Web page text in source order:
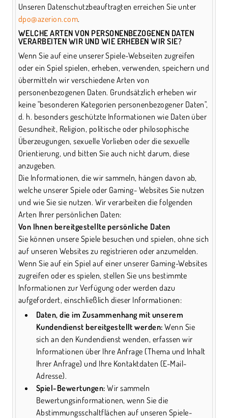
Unseren Datenschutzbeauftragten erreichen Sie unter
dpo@azerion.com.
WELCHE ARTEN VON PERSONENBEZOGENEN DATEN
VERARBEITEN WIR UND WIE ERHEBEN WIR SIE?
Wenn Sie auf eine unserer Spiele-Webseiten zugreifen
oder ein Spiel spielen, erheben, verwenden, speichern und
übermitteln wir verschiedene Arten von
personenbezogenen Daten. Grundsätzlich erheben wir
keine "besonderen Kategorien personenbezogener Daten",
d. h. besonders geschützte Informationen wie Daten über
Gesundheit, Religion, politische oder philosophische
Überzeugungen, sexuelle Vorlieben oder die sexuelle
Orientierung, und bitten Sie auch nicht darum, diese
anzugeben.
Die Informationen, die wir sammeln, hängen davon ab,
welche unserer Spiele oder Gaming- Websites Sie nutzen
und wie Sie sie nutzen. Wir verarbeiten die folgenden
Arten Ihrer persönlichen Daten:
Von Ihnen bereitgestellte persönliche Daten
Sie können unsere Spiele besuchen und spielen, ohne sich
auf unseren Websites zu registrieren oder anzumelden.
Wenn Sie auf ein Spiel auf einer unserer Gaming-Websites
zugreifen oder es spielen, stellen Sie uns bestimmte
Informationen zur Verfügung oder werden dazu
aufgefordert, einschließlich dieser Informationen:
Daten, die im Zusammenhang mit unserem
Kundendienst bereitgestellt werden:Wenn Sie
sich an den Kundendienst wenden, erfassen wir
Informationen über Ihre Anfrage (Thema und Inhalt
Ihrer Anfrage) und Ihre Kontaktdaten (E-Mail-
Adresse).
Spiel-Bewertungen:Wir sammeln
Bewertungsinformationen, wenn Sie die
Abstimmungsschaltflächen auf unseren Spiele-